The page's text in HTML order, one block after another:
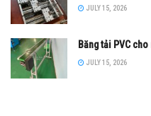
JULY 15, 2026
Băng tải PVC
JULY 15, 2026